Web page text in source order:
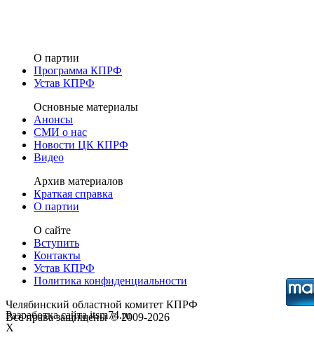
О партии
Программа КПРФ
Устав КПРФ
Основные материалы
Анонсы
СМИ о нас
Новости ЦК КПРФ
Видео
Архив материалов
Краткая справка
О партии
О сайте
Вступить
Контакты
Устав КПРФ
Политика конфиденциальности
Челябинский областной комитет КПРФ
Все права защищены © 2009-2026
Разработка сайта itsm74.ru
X